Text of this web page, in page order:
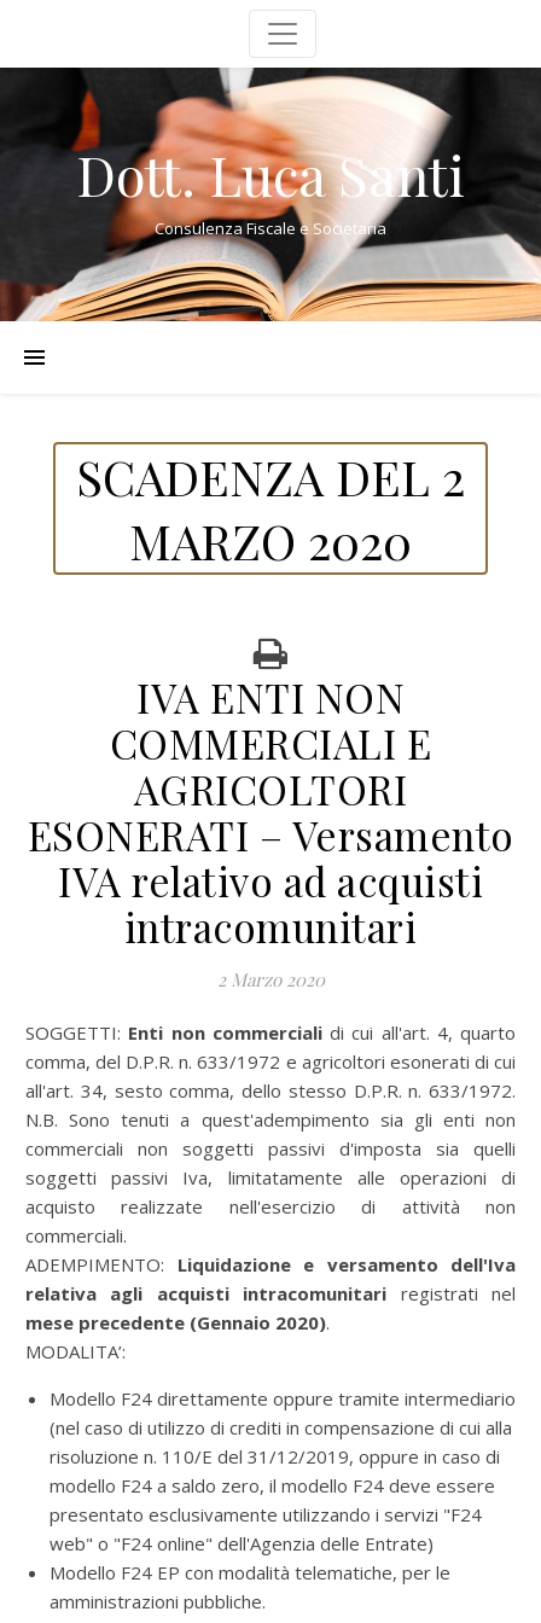
Dott. Luca Santi
Consulenza Fiscale e Societaria
SCADENZA DEL 2
MARZO 2020
IVA ENTI NON
COMMERCIALI E
AGRICOLTORI
ESONERATI – Versamento
IVA relativo ad acquisti
intracomunitari
2 Marzo 2020
SOGGETTI: Enti non commercialidi cui all'art. 4, quarto
comma, del D.P.R. n. 633/1972 e agricoltori esonerati di cui
all'art. 34, sesto comma, dello stesso D.P.R. n. 633/1972.
N.B. Sono tenuti a quest'adempimento sia gli enti non
commerciali non soggetti passivi d'imposta sia quelli
soggetti passivi Iva, limitatamente alle operazioni di
acquisto realizzate nell'esercizio di attività non
commerciali.
ADEMPIMENTO: Liquidazione e versamento dell'Iva
relativa agli acquisti intracomunitari registrati nel
mese precedente (Gennaio 2020).
MODALITA’:
Modello F24 direttamente oppure tramite intermediario
(nel caso di utilizzo di crediti in compensazione di cui alla
risoluzione n. 110/E del 31/12/2019, oppure in caso di
modello F24 a saldo zero, il modello F24 deve essere
presentato esclusivamente utilizzando i servizi "F24
web" o "F24 online" dell'Agenzia delle Entrate)
Modello F24 EP con modalità telematiche, per le
amministrazioni pubbliche.